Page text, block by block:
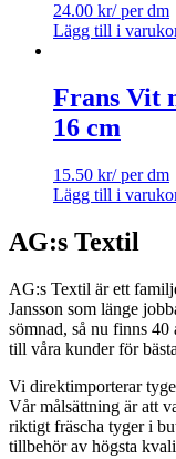
24.00 kr/ per dm
Lägg till i
Frans Vit
16 cm
15.50 kr/ per dm
Lägg till i
AG:s Textil
AG:s Textil är ett
Jansson som länge
sömnad, så nu finns 40
till våra kunder för
Vi direktimporterar
Vår målsättning är att
riktigt fräscha tyger i
tillbehör av högsta